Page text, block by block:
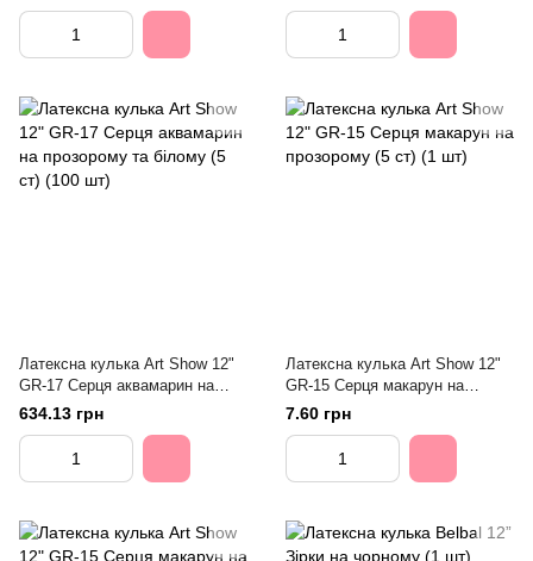
Латексна кулька Art Show 12"
GR-17 Серця аквамарин на
прозорому та білому (5 ст) (100
634.13 грн
Латексна кулька Art Show 12"
GR-15 Серця макарун на
прозорому (5 ст) (1 шт)
7.60 грн